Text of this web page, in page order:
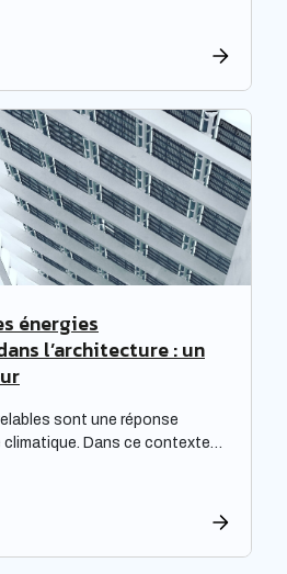
pour les propriétaires
Cette initiative est
pour les logements
thermiques, qui connaissent
énergies
l’architecture : un
sont une réponse
Dans ce contexte,
des bâtiments.
en développant des